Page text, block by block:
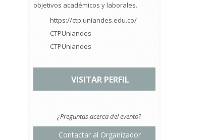
objetivos académicos y laborales.
https://ctp.uniandes.edu.co/
CTPUniandes
CTPUniandes
VISITAR PERFIL
¿Preguntas acerca del evento?
Contactar al Organizador